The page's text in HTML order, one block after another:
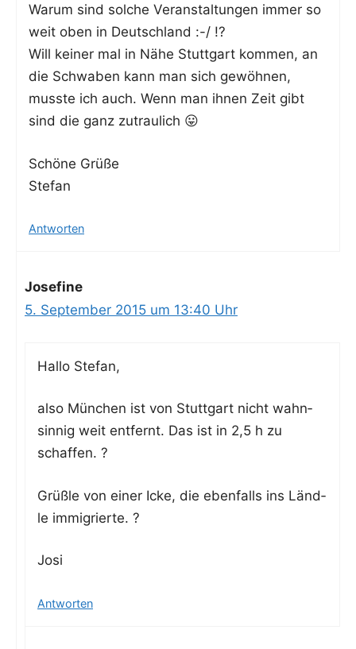
War­um sind sol­che Ver­an­stal­tun­gen immer so
weit oben in Deutschland :-/ !?
Will kei­ner mal in Nähe Stutt­gart kom­men, an
die Schwa­ben kann man sich gewöh­nen,
muss­te ich auch. Wenn man ihnen Zeit gibt
sind die ganz zutraulich 😛
Schö­ne Grüße
Stefan
Antworten
Josefine
5. September 2015 um 13:40 Uhr
Hal­lo Stefan,
also Mün­chen ist von Stutt­gart nicht wahn­
sin­nig weit ent­fernt. Das ist in 2,5 h zu
schaffen. ?
Grüß­le von einer Icke, die eben­falls ins Länd­
le immigrierte. ?
Josi
Antworten